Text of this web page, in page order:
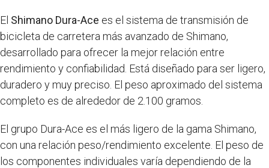
El Shimano Dura-Ace es el sistema de transmisión de
bicicleta de carretera más avanzado de Shimano,
desarrollado para ofrecer la mejor relación entre
rendimiento y confiabilidad. Está diseñado para ser ligero,
duradero y muy preciso. El peso aproximado del sistema
completo es de alrededor de 2.100 gramos.
El grupo Dura-Ace es el más ligero de la gama Shimano,
con una relación peso/rendimiento excelente. El peso de
los componentes individuales varía dependiendo de la